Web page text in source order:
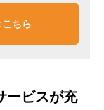
ちら
ービスが充